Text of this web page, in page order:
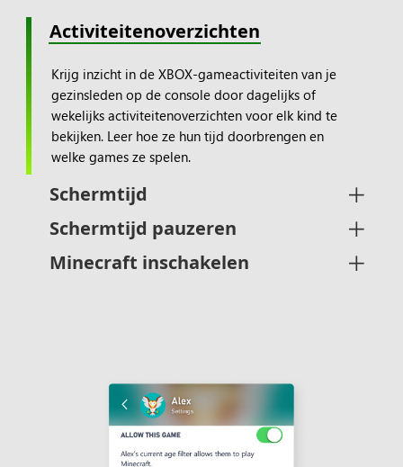
Activiteitenoverzichten
Schermtijd
Schermtijd pauzeren
Minecraft inschakelen
Krijg inzicht in de XBOX-gameactiviteiten van je
gezinsleden op de console door dagelijks of
wekelijks activiteitenoverzichten voor elk kind te
bekijken. Leer hoe ze hun tijd doorbrengen en
welke games ze spelen.